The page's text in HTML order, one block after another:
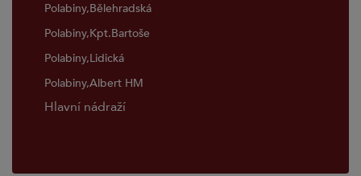
Polabiny,Bělehradská
Polabiny,Kpt.Bartoše
Polabiny,Lidická
Polabiny,Albert HM
Hlavní nádraží